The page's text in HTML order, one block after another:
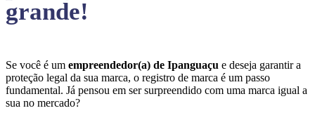
grande!
Se você é um empreendedor(a) de Ipanguaçu e deseja garantir a
proteção legal da sua marca, o registro de marca é um passo
fundamental. Já pensou em ser surpreendido com uma marca igual a
sua no mercado?